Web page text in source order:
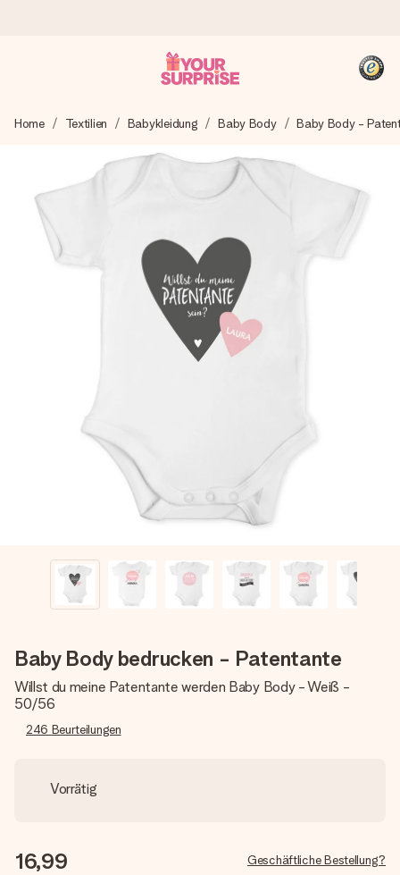
Wir bereiten dein Geschenk sorgfältig vor und schicken es
überreichen kannst, wenn es am meisten zählt.
4,8 (basierend auf +15.000 Bewertungen)
Unsere Geschenke begeistern. Kunden bewerten uns mit
4,8 bei Google Reviews (Gesamtergebnis aller Länder, in
Montag - Freitag : 8:30 - 17:00 Uhr
Samstag - Sonntag : 8:30 - 13:00 Uhr
Home Textilien Babykleidung Baby Body Baby Body -
Baby Body bedrucken - Patentante
Willst du meine Patentante werden Baby Body - Weiß -
50/56
246 Beurteilungen
Vorrätig
16,99 Geschäftliche Bestellung?